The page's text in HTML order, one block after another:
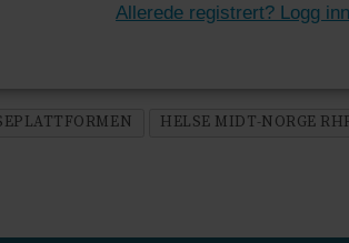
Allerede registrert? Logg
HELSE MIDT-NORGE